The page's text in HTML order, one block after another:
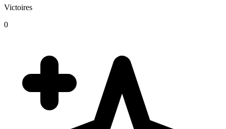
Victoires
0